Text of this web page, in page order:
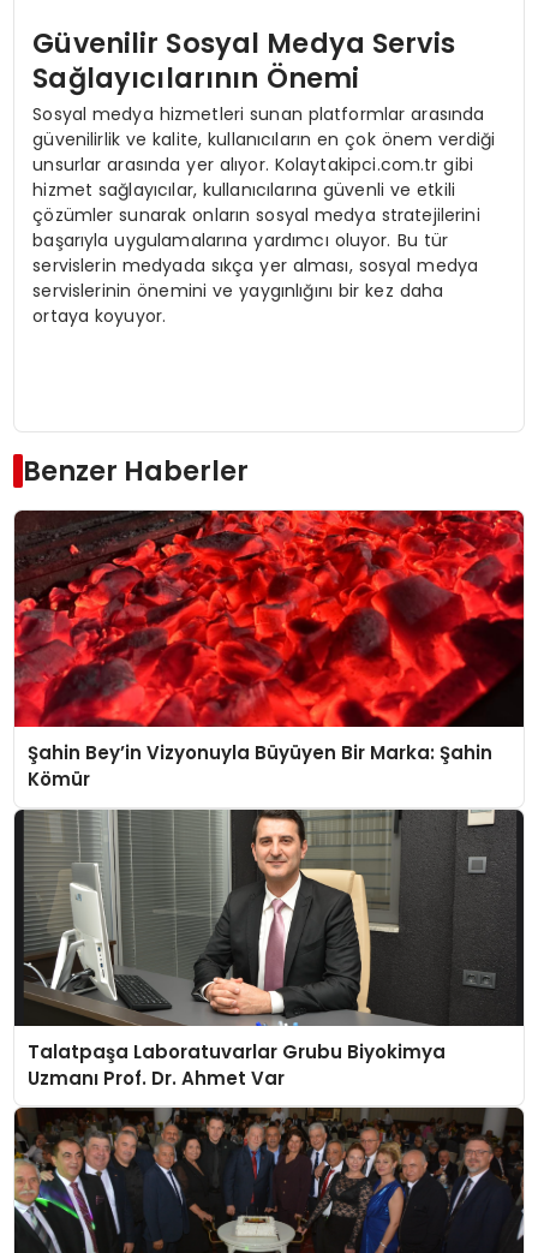
Güvenilir Sosyal Medya Servis
Sağlayıcılarının Önemi
Sosyal medya hizmetleri sunan platformlar arasında
güvenilirlik ve kalite, kullanıcıların en çok önem verdiği
unsurlar arasında yer alıyor. Kolaytakipci.com.tr gibi
hizmet sağlayıcılar, kullanıcılarına güvenli ve etkili
çözümler sunarak onların sosyal medya stratejilerini
başarıyla uygulamalarına yardımcı oluyor. Bu tür
servislerin medyada sıkça yer alması, sosyal medya
servislerinin önemini ve yaygınlığını bir kez daha
ortaya koyuyor.
Benzer Haberler
Şahin Bey’in Vizyonuyla Büyüyen Bir Marka: Şahin
Kömür
Talatpaşa Laboratuvarlar Grubu Biyokimya
Uzmanı Prof. Dr. Ahmet Var